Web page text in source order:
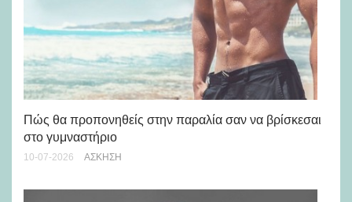
Πώς θα προπονηθείς στην παραλία σαν να βρίσκεσαι
στο γυμναστήριο
10-07-2026 ΆΣΚΗΣΗ